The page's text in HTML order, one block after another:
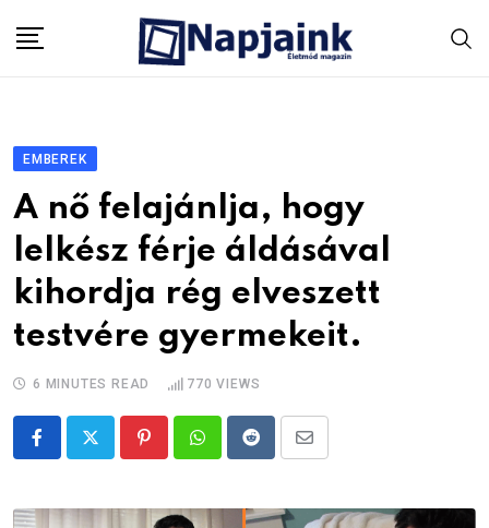
EMBEREK
A nő felajánlja, hogy
lelkész férje áldásával
kihordja rég elveszett
testvére gyermekeit.
6 MINUTES READ 770 VIEWS
PinterestWhatsappRedditShare
Email